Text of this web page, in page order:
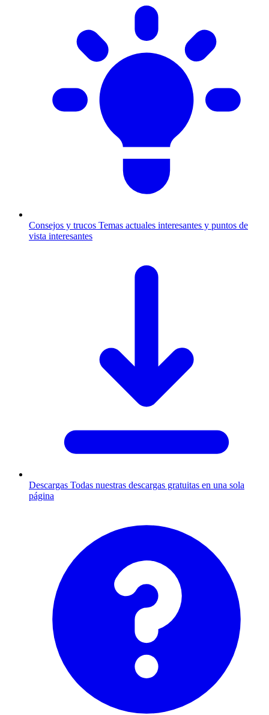
Consejos y trucos Temas actuales interesantes y puntos de
vista interesantes
Descargas Todas nuestras descargas gratuitas en una sola
página